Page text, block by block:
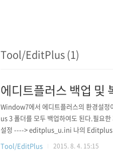
Tool/EditPlus (1)
에디트플러스 백업 및
Window7에서 에디트플러스의 환경설
us 3 폴더를 모두 백업하여도 된다.필요
설정 ----> editplus_u.ini 나의 Editplus
Tool/EditPlus
2015. 8. 4. 15:15